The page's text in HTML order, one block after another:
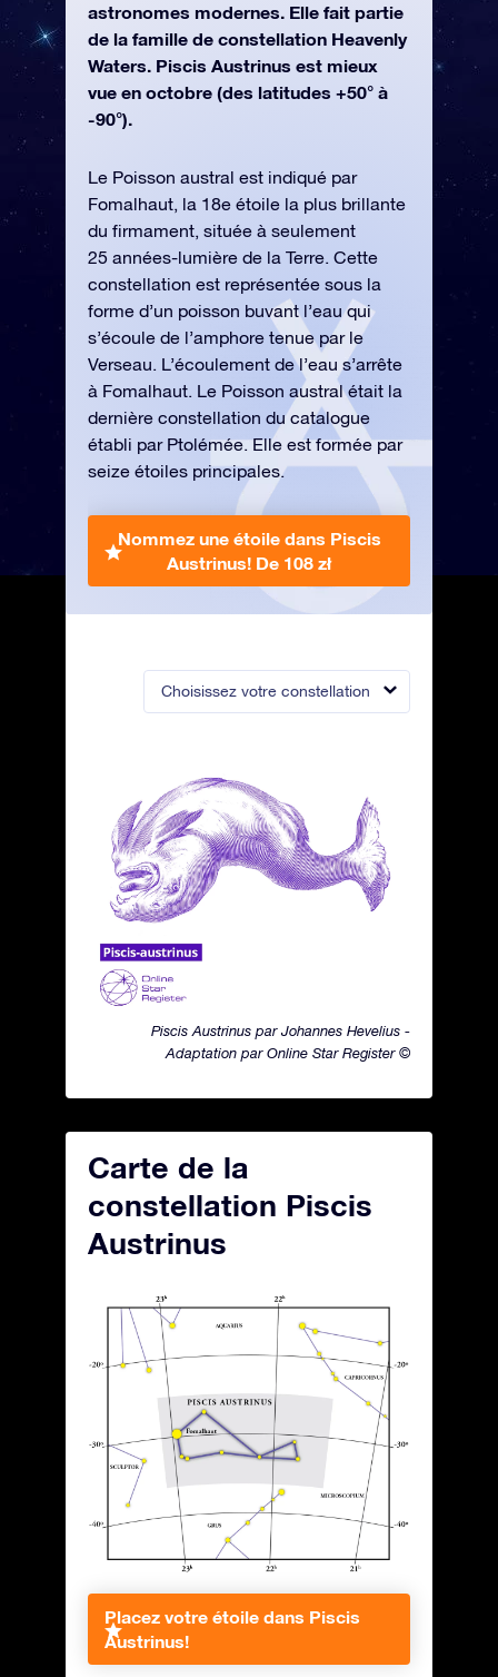
Choisissez votre constellation
Piscis Austrinus par Johannes Hevelius -
Adaptation par Online Star Register ©
astronomes modernes. Elle fait partie
de la famille de constellation Heavenly
Waters. Piscis Austrinus est mieux
vue en octobre (des latitudes +50° à
-90°).
Le Poisson austral est indiqué par
Fomalhaut, la 18e étoile la plus brillante
du firmament, située à seulement
25 années-lumière de la Terre. Cette
constellation est représentée sous la
forme d’un poisson buvant l’eau qui
s’écoule de l’amphore tenue par le
Verseau. L’écoulement de l’eau s’arrête
à Fomalhaut. Le Poisson austral était la
dernière constellation du catalogue
établi par Ptolémée. Elle est formée par
seize étoiles principales.
Nommez une étoile dans Piscis
Austrinus! De 108 zł
Carte de la
constellation Piscis
Austrinus
Placez votre étoile dans Piscis
Austrinus!